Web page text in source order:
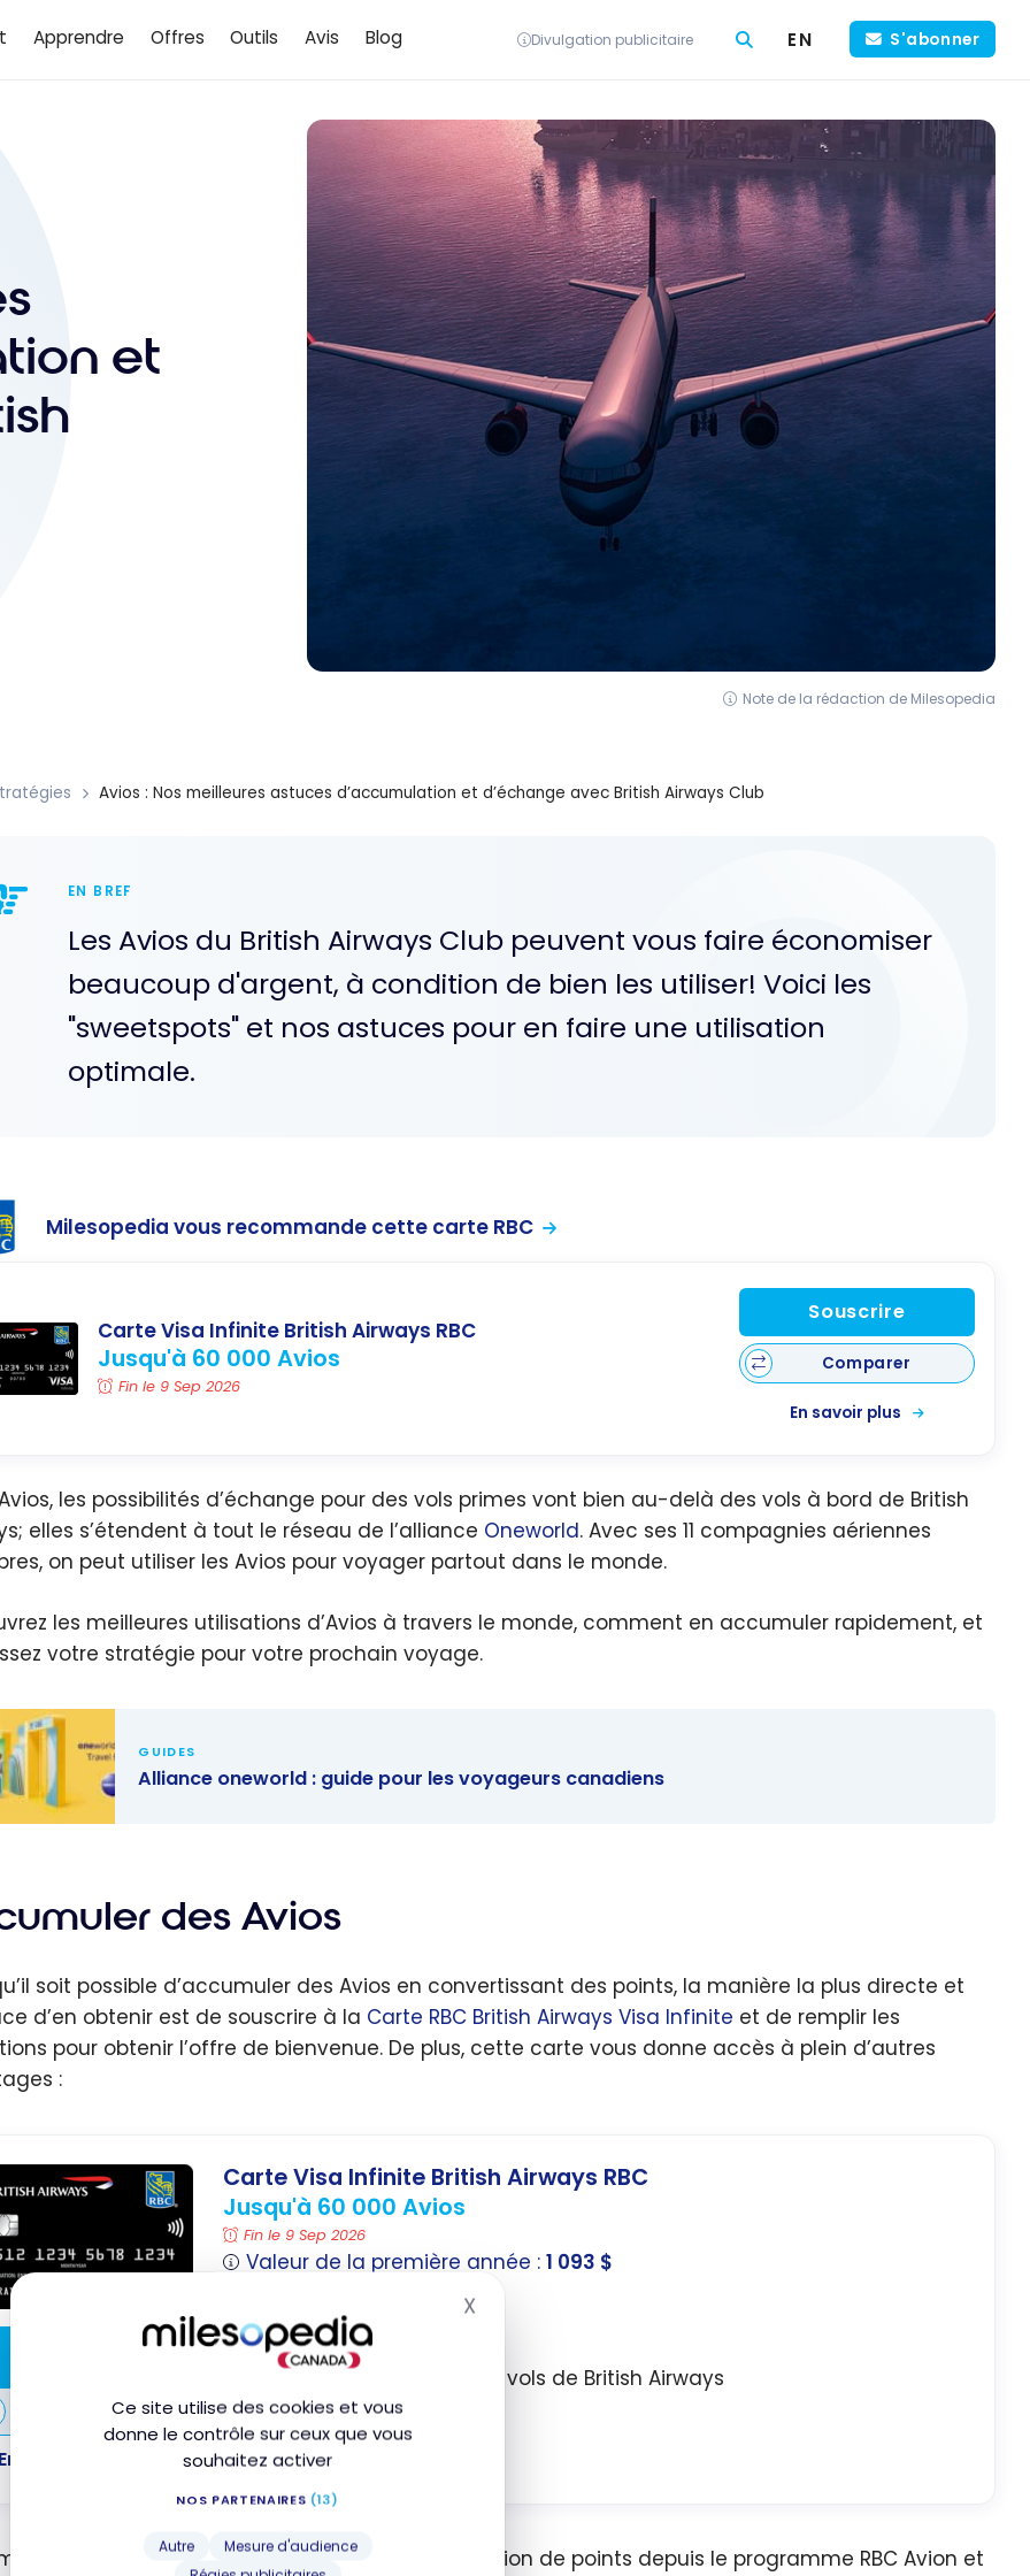
Ce site utilise des cookies et vous
donne le contrôle sur ceux que vous
souhaitez activer
NOS PARTENAIRES (13)
Autre
Mesure d'audience
XMasquer le bandeau des cookies
Apprendre Offres Outils Avis Blog Divulgation publicitaire EN S'abonner
et
Note de la rédaction de Milesopedia
Avios : Nos meilleures astuces d’accumulation et d’échange avec British Airways Club
EN BREF
Les Avios du British Airways Club peuvent vous faire économiser
beaucoup d'argent, à condition de bien les utiliser! Voici les
"sweetspots" et nos astuces pour en faire une utilisation
optimale.
Milesopedia vous recommande cette carte RBC
Carte Visa Infinite British Airways RBC
Jusqu'à 60 000 Avios
Fin le 9 Sep 2026
Souscrire
Comparer
En savoir plus
les possibilités d’échange pour des vols primes vont bien au-delà des vols à bord de British
elles s’étendent à tout le réseau de l’alliance Oneworld. Avec ses 11 compagnies aériennes
on peut utiliser les Avios pour voyager partout dans le monde.
les meilleures utilisations d’Avios à travers le monde, comment en accumuler rapidement, et
votre stratégie pour votre prochain voyage.
GUIDES
Alliance oneworld : guide pour les voyageurs canadiens
des Avios
soit possible d’accumuler des Avios en convertissant des points, la manière la plus directe et
d’en obtenir est de souscrire à la Carte RBC British Airways Visa Infinite et de remplir les
pour obtenir l’offre de bienvenue. De plus, cette carte vous donne accès à plein d’autres
:
Carte Visa Infinite British Airways RBC
Jusqu'à 60 000 Avios
Fin le 9 Sep 2026
Valeur de la première année :1 093 $
Excellentes assurances
Réduction de 10 % sur les vols de British Airways
Comparer
En savoir plus
vous pouvez obtenir des Avios via la conversion de points depuis le programme RBC Avion et